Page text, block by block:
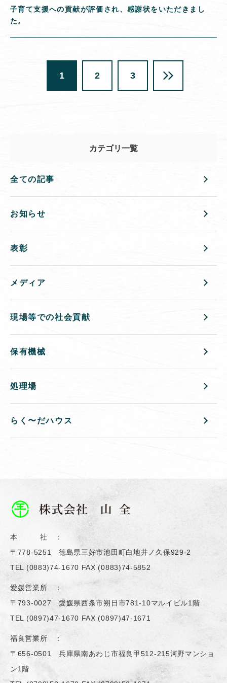
子育て支援への貢献が評価され、感謝状をいただきまし
た。
1 2 3
カテゴリ一覧
全ての記事
お知らせ
表彰
メディア
現場等での社会貢献
保有機械
処理場
らく〜だハウス
本 社 ：
〒778-5251 德島県三好市池田町白地井ノ久保929-2
TEL (0883)74-1670 FAX (0883)74-5852
愛媛営業所 ：
〒793-0027 愛媛県西条市朔日市781-10マルイビル1階
TEL (0897)47-1670 FAX (0897)47-1671
福良営業所 ：
〒656-0501 兵庫県南あわじ市福良甲512-215河野マンショ
ン1階